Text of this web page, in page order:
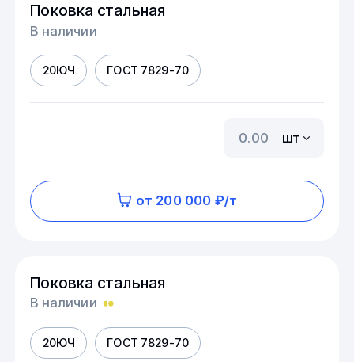
Поковка стальная
В наличии
20ЮЧ ГОСТ 7829-70
шт
от 200 000 ₽/т
Поковка стальная
В наличии
20ЮЧ ГОСТ 7829-70